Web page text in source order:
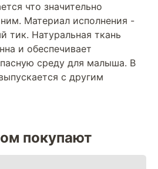
что значительно
Материал исполнения -
тик. Натуральная ткань
и обеспечивает
среду для малыша. В
с другим
покупают